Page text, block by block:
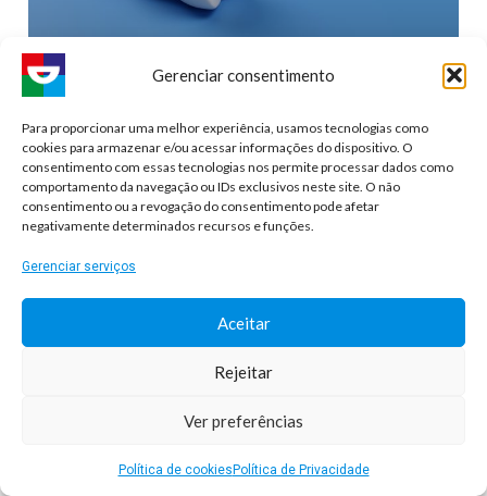
Gerenciar consentimento
Para proporcionar uma melhor experiência, usamos tecnologias como
cookies para armazenar e/ou acessar informações do dispositivo. O
consentimento com essas tecnologias nos permite processar dados como
comportamento da navegação ou IDs exclusivos neste site. O não
consentimento ou a revogação do consentimento pode afetar
negativamente determinados recursos e funções.
Gerenciar serviços
Aceitar
Rejeitar
Ver preferências
Política de cookies Política de Privacidade
Dente quebrado: veja quais as
causas e como tratá-lo
Todo mundo tem pavor de ter um dente quebrado,
Seja causado por um acidente, ou em